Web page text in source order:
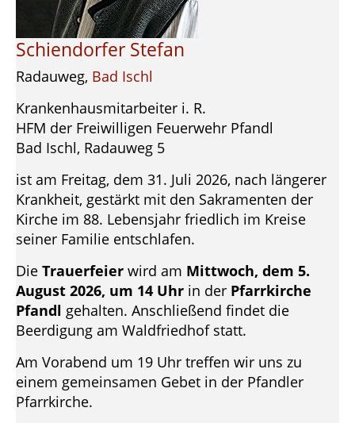
Schiendorfer Stefan
Radauweg, Bad Ischl
Krankenhausmitarbeiter i. R.
HFM der Freiwilligen Feuerwehr Pfandl
Bad Ischl, Radauweg 5
ist am Freitag, dem 31. Juli 2026, nach längerer
Krankheit, gestärkt mit den Sakramenten der
Kirche im 88. Lebensjahr friedlich im Kreise
seiner Familie entschlafen.
Die Trauerfeier wird am Mittwoch, dem 5.
August 2026, um 14 Uhr in der Pfarrkirche
Pfandl gehalten. Anschließend findet die
Beerdigung am Waldfriedhof statt.
Am Vorabend um 19 Uhr treffen wir uns zu
einem gemeinsamen Gebet in der Pfandler
Pfarrkirche.